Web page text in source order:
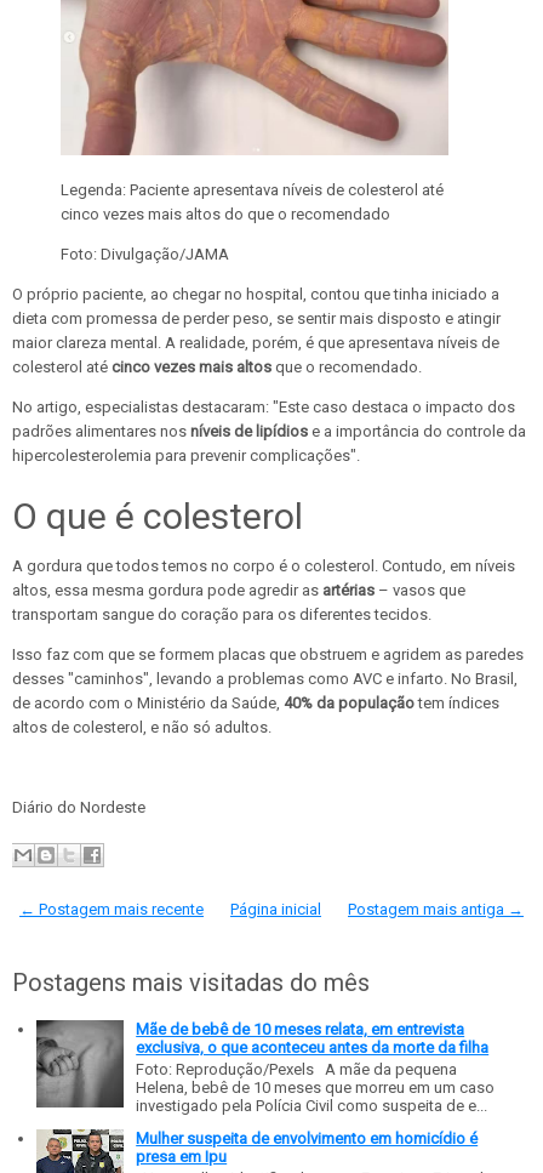
Legenda: Paciente apresentava níveis de colesterol até
cinco vezes mais altos do que o recomendado
Foto: Divulgação/JAMA
O próprio paciente, ao chegar no hospital, contou que tinha iniciado a
dieta com promessa de perder peso, se sentir mais disposto e atingir
maior clareza mental. A realidade, porém, é que apresentava níveis de
colesterol até cinco vezes mais altos que o recomendado.
No artigo, especialistas destacaram: "Este caso destaca o impacto dos
padrões alimentares nos níveis de lipídios e a importância do controle da
hipercolesterolemia para prevenir complicações".
O que é colesterol
A gordura que todos temos no corpo é o colesterol. Contudo, em níveis
altos, essa mesma gordura pode agredir as artérias – vasos que
transportam sangue do coração para os diferentes tecidos.
Isso faz com que se formem placas que obstruem e agridem as paredes
desses "caminhos", levando a problemas como AVC e infarto. No Brasil,
de acordo com o Ministério da Saúde, 40% da populaçãotem índices
altos de colesterol, e não só adultos.
Diário do Nordeste
← Postagem mais recente Postagem mais antiga →
Página inicial
Postagens mais visitadas do mês
Mãe de bebê de 10 meses relata, em entrevista
exclusiva, o que aconteceu antes da morte da filha
Foto: Reprodução/Pexels A mãe da pequena
Helena, bebê de 10 meses que morreu em um caso
investigado pela Polícia Civil como suspeita de e...
Mulher suspeita de envolvimento em homicídio é
presa em Ipu